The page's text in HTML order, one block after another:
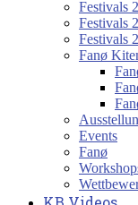
Festivals
Festivals
Festivals
Fanø
Events
Fanø